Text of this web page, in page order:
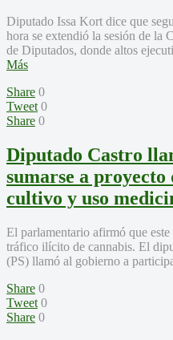
Diputado Issa Kort dice que
hora se extendió la sesión de la
de Diputados, donde altos
Más
Share 0
Tweet 0
Share 0
Diputado Castro
sumarse a proyecto
cultivo y uso
El parlamentario afirmó que
tráfico ilícito de cannabis. El
(PS) llamó al gobierno a
Share 0
Tweet 0
Share 0